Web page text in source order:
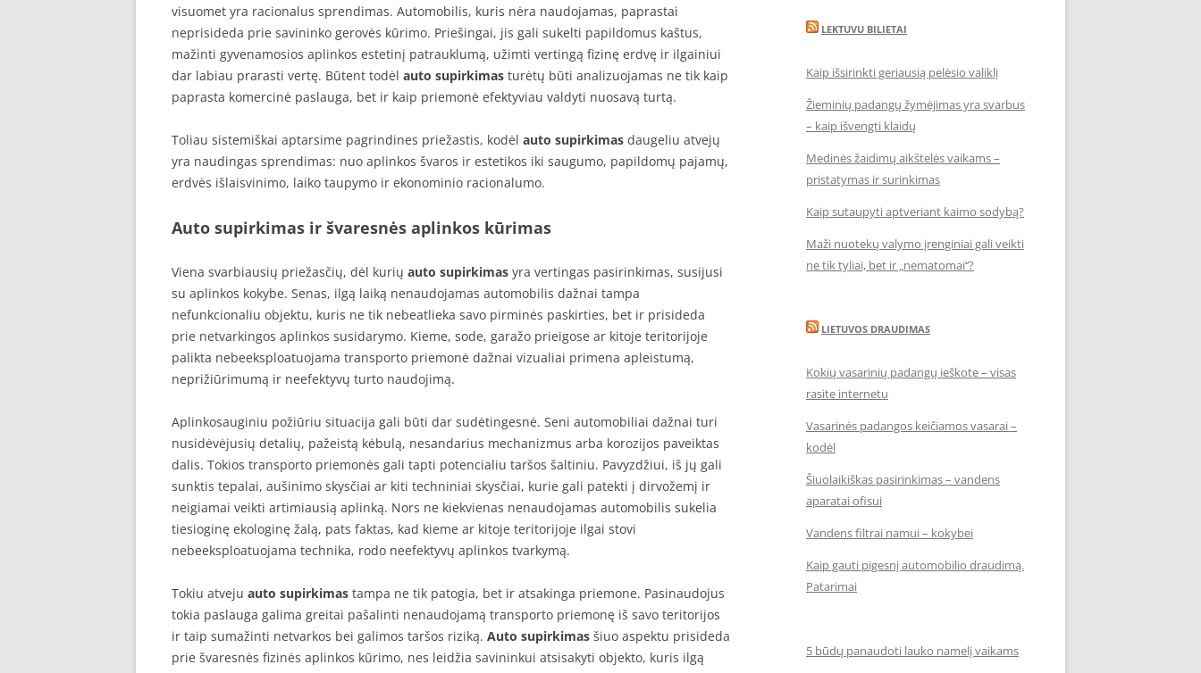
visuomet yra racionalus sprendimas. Automobilis, kuris nėra naudojamas, paprastai
neprisideda prie savininko gerovės kūrimo. Priešingai, jis gali sukelti papildomus kaštus,
mažinti gyvenamosios aplinkos estetinį patrauklumą, užimti vertingą fizinę erdvę ir ilgainiui
dar labiau prarasti vertę. Būtent todėl auto supirkimas turėtų būti analizuojamas ne tik kaip
paprasta komercinė paslauga, bet ir kaip priemonė efektyviau valdyti nuosavą turtą.
Toliau sistemiškai aptarsime pagrindines priežastis, kodėl auto supirkimas daugeliu atvejų
yra naudingas sprendimas: nuo aplinkos švaros ir estetikos iki saugumo, papildomų pajamų,
erdvės išlaisvinimo, laiko taupymo ir ekonominio racionalumo.
Auto supirkimas ir švaresnės aplinkos kūrimas
Viena svarbiausių priežasčių, dėl kurių auto supirkimas yra vertingas pasirinkimas, susijusi
su aplinkos kokybe. Senas, ilgą laiką nenaudojamas automobilis dažnai tampa
nefunkcionaliu objektu, kuris ne tik nebeatlieka savo pirminės paskirties, bet ir prisideda
prie netvarkingos aplinkos susidarymo. Kieme, sode, garažo prieigose ar kitoje teritorijoje
palikta nebeeksploatuojama transporto priemonė dažnai vizualiai primena apleistumą,
neprižiūrimumą ir neefektyvų turto naudojimą.
Aplinkosauginiu požiūriu situacija gali būti dar sudėtingesnė. Seni automobiliai dažnai turi
nusidėvėjusių detalių, pažeistą kėbulą, nesandarius mechanizmus arba korozijos paveiktas
dalis. Tokios transporto priemonės gali tapti potencialiu taršos šaltiniu. Pavyzdžiui, iš jų gali
sunktis tepalai, aušinimo skysčiai ar kiti techniniai skysčiai, kurie gali patekti į dirvožemį ir
neigiamai veikti artimiausią aplinką. Nors ne kiekvienas nenaudojamas automobilis sukelia
tiesioginę ekologinę žalą, pats faktas, kad kieme ar kitoje teritorijoje ilgai stovi
nebeeksploatuojama technika, rodo neefektyvų aplinkos tvarkymą.
Tokiu atveju auto supirkimas tampa ne tik patogia, bet ir atsakinga priemone. Pasinaudojus
tokia paslauga galima greitai pašalinti nenaudojamą transporto priemonę iš savo teritorijos
ir taip sumažinti netvarkos bei galimos taršos riziką. Auto supirkimas šiuo aspektu prisideda
prie švaresnės fizinės aplinkos kūrimo, nes leidžia savininkui atsisakyti objekto, kuris ilgą
LEKTUVU BILIETAI
Kaip išsirinkti geriausią pelėsio valiklį
Žieminių padangų žymėjimas yra svarbus
– kaip išvengti klaidų
Medinės žaidimų aikštelės vaikams –
pristatymas ir surinkimas
Kaip sutaupyti aptveriant kaimo sodybą?
Maži nuotekų valymo įrenginiai gali veikti
ne tik tyliai, bet ir „nematomai‘‘?
LIETUVOS DRAUDIMAS
Kokių vasarinių padangų ieškote – visas
rasite internetu
Vasarinės padangos keičiamos vasarai –
kodėl
Šiuolaikiškas pasirinkimas – vandens
aparatai ofisui
Vandens filtrai namui – kokybei
Kaip gauti pigesnį automobilio draudimą.
Patarimai
5 būdų panaudoti lauko namelį vaikams